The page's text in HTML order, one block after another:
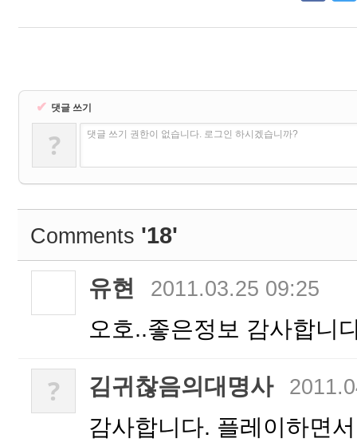
✔ 댓글 쓰기
? 댓글 쓰기 권한이 없습니다. 로그인 하시겠습니까?
Comments '18'
유현
2011.03.25 09:25
오호..좋은정보 감사합니
? 김귀찮음의대명사
감사합니다. 플레이하면